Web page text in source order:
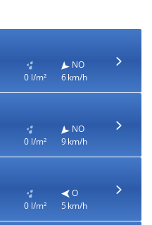
0 l/m²
NO
6 km/h
0 l/m²
NO
9 km/h
0 l/m²
O
5 km/h